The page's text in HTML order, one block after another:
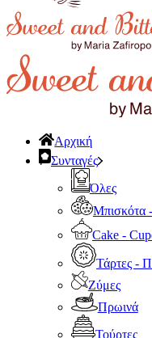
Αρχική
Συνταγές
Όλες
Μπισκότα
Cake -
Τάρτες -
Ζύμες
Πρωινά
Τούρτες